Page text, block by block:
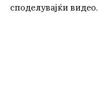
споделувајќи видео.